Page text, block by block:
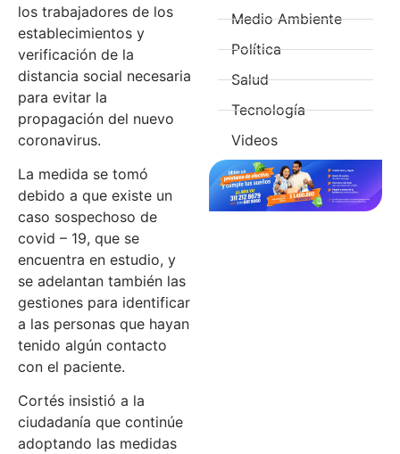
los trabajadores de los
establecimientos y
verificación de la
distancia social necesaria
para evitar la
propagación del nuevo
coronavirus.
La medida se tomó
debido a que existe un
caso sospechoso de
covid – 19, que se
encuentra en estudio, y
se adelantan también las
gestiones para identificar
a las personas que hayan
tenido algún contacto
con el paciente.
Cortés insistió a la
ciudadanía que continúe
adoptando las medidas
Medio Ambiente
Política
Salud
Tecnología
Videos